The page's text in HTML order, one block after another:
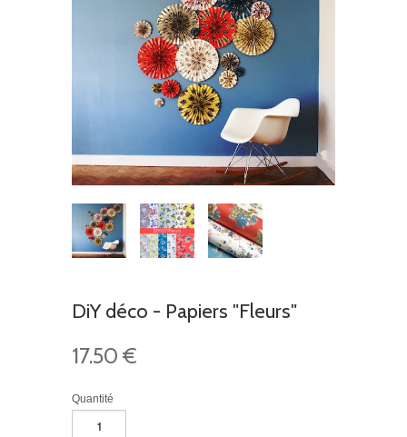
DiY déco - Papiers "Fleurs"
17.50 €
Quantité